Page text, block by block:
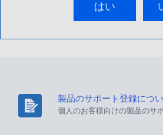
はい
製品のサポート登録につ
個人のお客様向けの製品のサ